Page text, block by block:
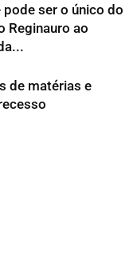
ser o único do
Reginauro ao
de matérias e